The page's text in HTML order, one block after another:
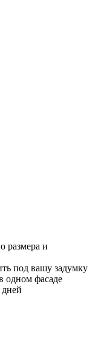
размера и
под вашу задумку
одном фасаде
дней